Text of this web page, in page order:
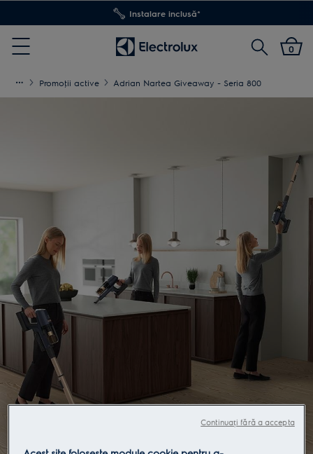
Instalare inclusă*
Menu
Cautare0
Promoţii active Adrian Nartea Giveaway - Seria 800
Continuați fără a accepta